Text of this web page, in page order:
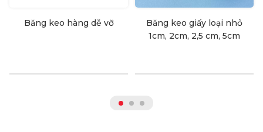
Băng keo hàng dễ vỡ
Băng keo giấy loại nhỏ
1cm, 2cm, 2,5 cm, 5cm